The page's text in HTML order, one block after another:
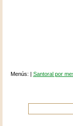
Menús: | Santoral por